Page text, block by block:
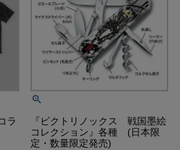
ラ
『ビクトリノックス 戦国墨絵
コレクション』各種 (日本限
定・数量限定発売)